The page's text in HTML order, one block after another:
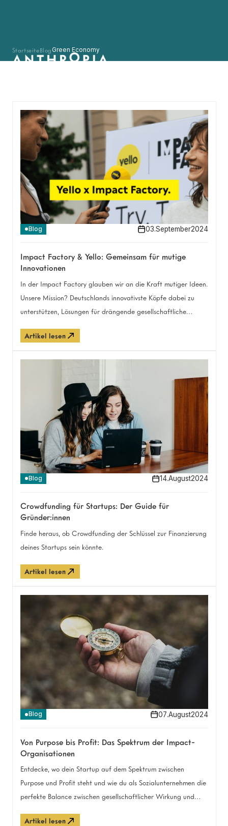
StartseiteBlog Green Economy
Blog 03.September2024
Impact Factory & Yello: Gemeinsam für mutige
Innovationen
In der Impact Factory glauben wir an die Kraft mutiger Ideen.
Unsere Mission? Deutschlands innovativste Köpfe dabei zu
unterstützen, Lösungen für drängende gesellschaftliche
Strom einen Partner gefunden, der unsere Vision teilt.
Artikel lesen
Blog 14.August2024
Crowdfunding für Startups: Der Guide für
Gründer:innen
Finde heraus, ob Crowdfunding der Schlüssel zur Finanzierung
deines Startups sein könnte.
Artikel lesen
Blog 07.August2024
Von Purpose bis Profit: Das Spektrum der Impact-
Organisationen
Entdecke, wo dein Startup auf dem Spektrum zwischen
Purpose und Profit steht und wie du als Sozialunternehmen die
perfekte Balance zwischen gesellschaftlicher Wirkung und
Artikel lesen